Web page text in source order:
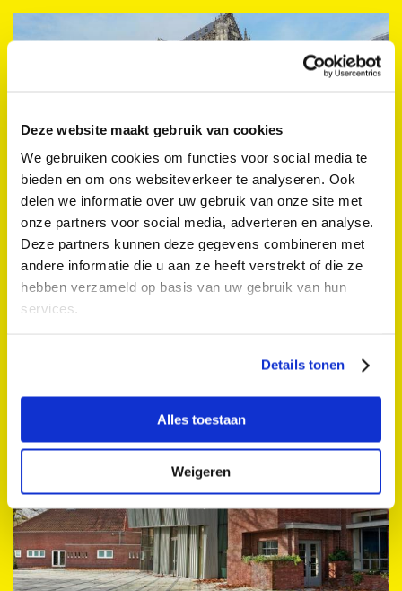
Deze website maakt gebruik van cookies
We gebruiken cookies om functies voor social media te
bieden en om ons websiteverkeer te analyseren. Ook
delen we informatie over uw gebruik van onze site met
onze partners voor social media, adverteren en analyse.
Deze partners kunnen deze gegevens combineren met
andere informatie die u aan ze heeft verstrekt of die ze
hebben verzameld op basis van uw gebruik van hun
services.
Details tonen
Alles toestaan
Weigeren
ART UTRECHT presents: Through the Looking Glass
Za 13 sep. 2025 12:00 - 17:00